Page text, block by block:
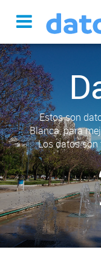
Estos son
Blanca, para
Los datos son